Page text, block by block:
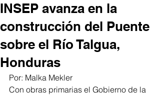
INSEP avanza en la
construcción del Puente
sobre el Río Talgua,
Honduras
Por: Malka Mekler
Con obras primarias el Gobierno de la